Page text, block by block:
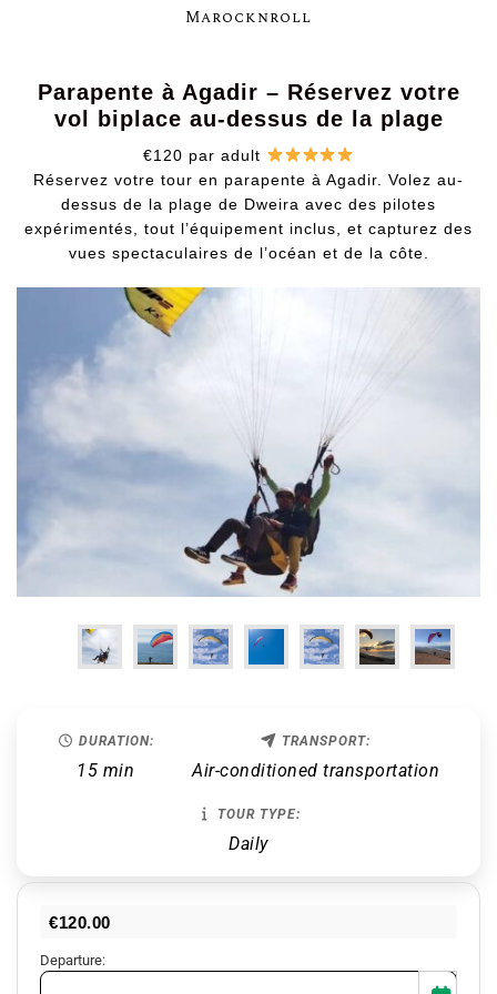
Marocknroll
Parapente à Agadir – Réservez votre
vol biplace au-dessus de la plage
€120 par adult
Réservez votre tour en parapente à Agadir. Volez au-
dessus de la plage de Dweira avec des pilotes
expérimentés, tout l’équipement inclus, et capturez des
vues spectaculaires de l’océan et de la côte.
DURATION:
15 min
TRANSPORT:
Air-conditioned transportation
TOUR TYPE:
Daily
€120.00
Departure: